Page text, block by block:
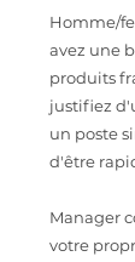
Homme/
avez une
produits
justifiez
un poste
d'être
Manager
votre